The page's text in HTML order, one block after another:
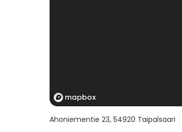
Ahoniementie 23, 54920 Taipalsaari